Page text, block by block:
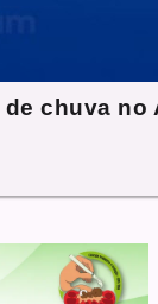
chuva no